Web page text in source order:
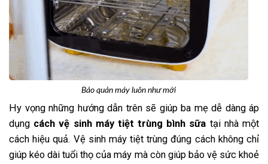
Bảo quản máy luôn như mới
Hy vọng những hướng dẫn trên sẽ giúp ba mẹ dễ dàng áp
dụng cách vệ sinh máy tiệt trùng bình sữa tại nhà một
cách hiệu quả. Vệ sinh máy tiệt trùng đúng cách không chỉ
giúp kéo dài tuổi thọ của máy mà còn giúp bảo vệ sức khoẻ